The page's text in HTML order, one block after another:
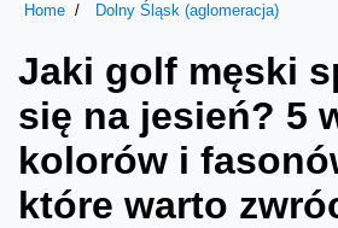
Home Dolny Śląsk (aglomeracja)
Jaki golf męski
się na jesień? 5
kolorów i
które warto